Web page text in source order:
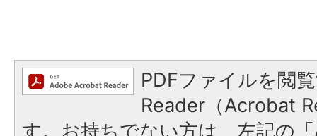
PDFファイルを閲
Reader（Acrobat
す。お持ちでない方は、左記の